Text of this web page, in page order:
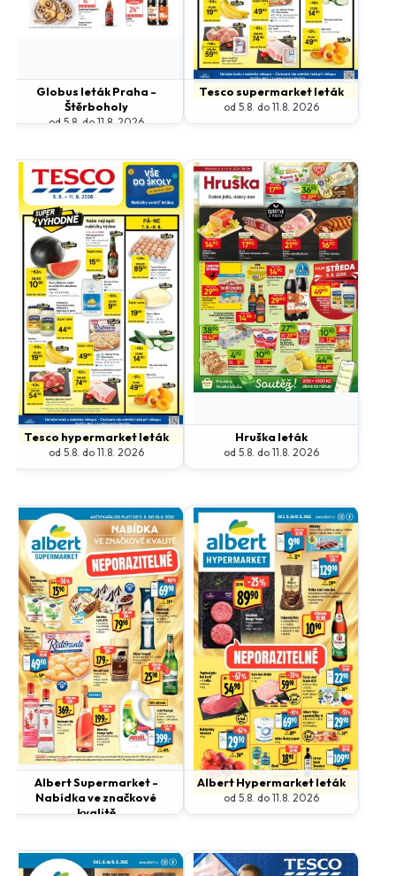
Globus leták Praha -
Štěrboholy
od 5.8. do 11.8. 2026
Tesco supermarket leták
od 5.8. do 11.8. 2026
Tesco hypermarket leták
od 5.8. do 11.8. 2026
Hruška leták
od 5.8. do 11.8. 2026
Albert Supermarket -
Nabídka ve značkové
kvalitě
Albert Hypermarket leták
od 5.8. do 11.8. 2026